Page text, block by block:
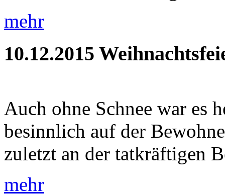
mehr
10.12.2015
Auch ohne Schnee war es
besinnlich auf der
zuletzt an der tatkräftigen
mehr